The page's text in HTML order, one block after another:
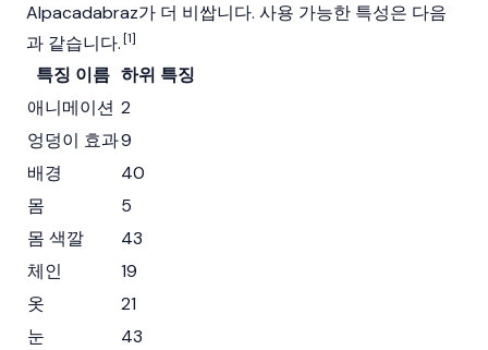
Alpacadabraz가 더 비쌉니다. 사용 가능한 특성은 다음
과 같습니다.[1]
특징 이름 하위 특징
애니메이션 2
엉덩이 효과9
배경
40
몸
5
몸 색깔
43
체인
19
옷
21
눈
43